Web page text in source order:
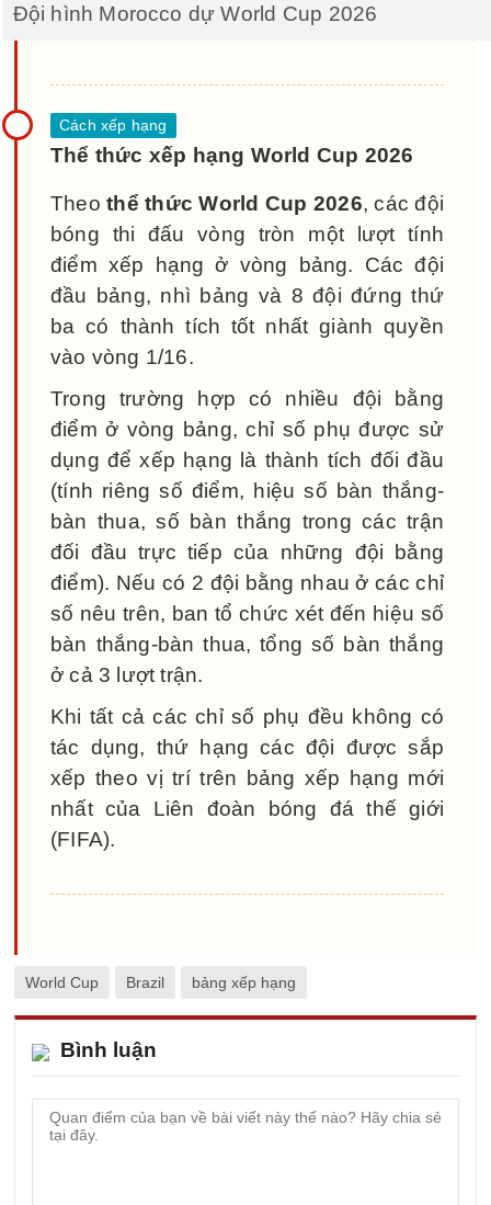
Đội hình Morocco dự World Cup 2026
Thể thức xếp hạng World Cup 2026
Theothể thức World Cup 2026, các đội
bóng thi đấu vòng tròn một lượt tính
điểm xếp hạng ở vòng bảng. Các đội
đầu bảng, nhì bảng và 8 đội đứng thứ
ba có thành tích tốt nhất giành quyền
vào vòng 1/16.
Trong trường hợp có nhiều đội bằng
điểm ở vòng bảng, chỉ số phụ được sử
dụng để xếp hạng là thành tích đối đầu
(tính riêng số điểm, hiệu số bàn thắng-
bàn thua, số bàn thắng trong các trận
đối đầu trực tiếp của những đội bằng
điểm). Nếu có 2 đội bằng nhau ở các chỉ
số nêu trên, ban tổ chức xét đến hiệu số
bàn thắng-bàn thua, tổng số bàn thắng
ở cả 3 lượt trận.
Khi tất cả các chỉ số phụ đều không có
tác dụng, thứ hạng các đội được sắp
xếp theo vị trí trên bảng xếp hạng mới
nhất của Liên đoàn bóng đá thế giới
(FIFA).
World Cup Brazil bảng xếp hạng
Bình luận